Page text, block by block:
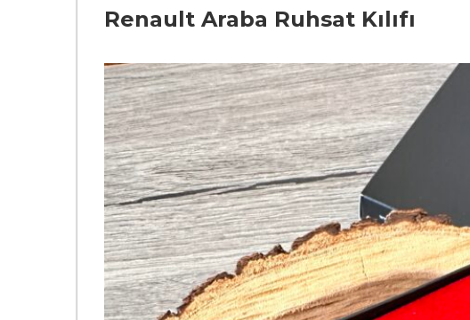
Renault Araba Ruhsat Kılıfı